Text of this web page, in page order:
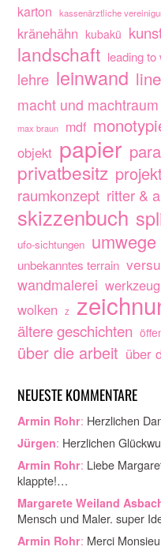
karton kassenärztliche
kränehähn kubakü
landschaft leading to
lehre leinwand line
macht und machtraum
max braun mdf
objekt papier
privatbesitz projekt
raumkonzept ritter &
skizzenbuch
ufo-sichtungen
unbekanntes terrain
wandmalerei werkzeug
wolken z
ältere geschichten
über die arbeit über
NEUESTE KOMMENTARE
Armin Rohr: Herzlichen
Jürgen: Herzlichen
Armin Rohr: Liebe
klappte!…
Margarete Weiland
Mensch und Maler. super
Armin Rohr: Merci